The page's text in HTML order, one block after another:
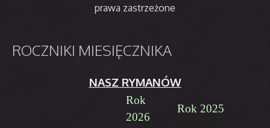
prawa zastrzeżone
ROCZNIKI MIESIĘCZNIKA
NASZ RYMANÓW
Rok
2026
Rok 2025